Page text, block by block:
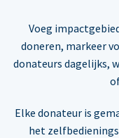
Voeg
doneren, markeer
donateurs dagelijks,
Elke donateur is
het